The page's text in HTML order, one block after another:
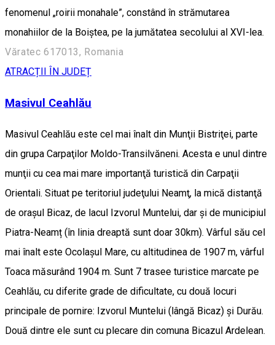
fenomenul „roirii monahale”, constând în strămutarea
monahiilor de la Boiştea, pe la jumătatea secolului al XVI-lea.
Văratec 617013, Romania
ATRACȚII ÎN JUDEȚ
Masivul Ceahlău
Masivul Ceahlău este cel mai înalt din Munţii Bistriţei, parte
din grupa Carpaţilor Moldo-Transilvăneni. Acesta e unul dintre
munţii cu cea mai mare importanţă turistică din Carpaţii
Orientali. Situat pe teritoriul judeţului Neamţ, la mică distanţă
de oraşul Bicaz, de lacul Izvorul Muntelui, dar și de municipiul
Piatra-Neamț (în linia dreaptă sunt doar 30km). Vârful său cel
mai înalt este Ocolaşul Mare, cu altitudinea de 1907 m, vârful
Toaca măsurând 1904 m. Sunt 7 trasee turistice marcate pe
Ceahlău, cu diferite grade de dificultate, cu două locuri
principale de pornire: Izvorul Muntelui (lângă Bicaz) și Durău.
Două dintre ele sunt cu plecare din comuna Bicazul Ardelean.